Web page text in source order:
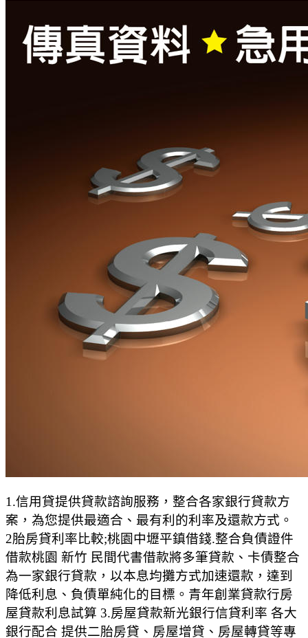
1.信用貸提供貸款諮詢服務，整合各家銀行貸款方
案，為您提供最適合、最有利的利率及還款方式。
2胎房貸利率比較;桃園中壢平鎮借錢.整合負債證件
借款桃園 新竹 民間代書借款將多筆貸款、卡債整合
為一家銀行貸款，以本息均攤方式加速還款，達到
降低利息、負債單純化的目標。青年創業貸款行房
屋貸款利息試算 3.房屋貸款新光銀行信貸利率 各大
銀行配合 提供二胎房貸、房屋增貸、房屋轉貸等專